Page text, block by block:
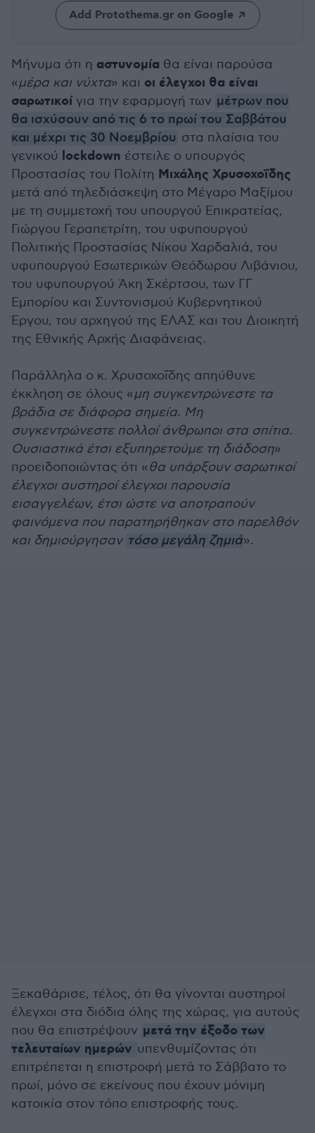
Add Protothema.gr on Google
Μήνυμα ότι η αστυνομία θα είναι παρούσα
«μέρα και νύχτα» και οι έλεγχοι θα είναι
σαρωτικοίγια την εφαρμογή των μέτρων που
θα ισχύσουν από τις 6 το πρωί του Σαββάτου
και μέχρι τις 30 Νοεμβρίου στα πλαίσια του
γενικού lockdown έστειλε ο υπουργός
Προστασίας του Πολίτη Μιχάλης Χρυσοχοΐδης
μετά από τηλεδιάσκεψη στο Μέγαρο Μαξίμου
με τη συμμετοχή του υπουργού Επικρατείας,
Γιώργου Γεραπετρίτη, του υφυπουργού
Πολιτικής Προστασίας Νίκου Χαρδαλιά, του
υφυπουργού Εσωτερικών Θεόδωρου Λιβάνιου,
του υφυπουργού Άκη Σκέρτσου, των ΓΓ
Εμπορίου και Συντονισμού Κυβερνητικού
Έργου, του αρχηγού της ΕΛΑΣ και του Διοικητή
της Εθνικής Αρχής Διαφάνειας.
Παράλληλα ο κ. Χρυσοχοΐδης απηύθυνε
έκκληση σε όλους «μη συγκεντρώνεστε τα
βράδια σε διάφορα σημεία. Μη
συγκεντρώνεστε πολλοί άνθρωποι στα σπίτια.
Ουσιαστικά έτσι εξυπηρετούμε τη διάδοση»
προειδοποιώντας ότι «θα υπάρξουν σαρωτικοί
έλεγχοι αυστηροί έλεγχοι παρουσία
εισαγγελέων, έτσι ώστε να αποτραπούν
φαινόμενα που παρατηρήθηκαν στο παρελθόν
και δημιούργησαν τόσο μεγάλη ζημιά».
Ξεκαθάρισε, τέλος, ότι θα γίνονται αυστηροί
έλεγχοι στα διόδια όλης της χώρας, για αυτούς
που θα επιστρέψουν μετά την έξοδο των
τελευταίων ημερών υπενθυμίζοντας ότι
επιτρέπεται η επιστροφή μετά το Σάββατο το
πρωί, μόνο σε εκείνους που έχουν μόνιμη
κατοικία στον τόπο επιστροφής τους.